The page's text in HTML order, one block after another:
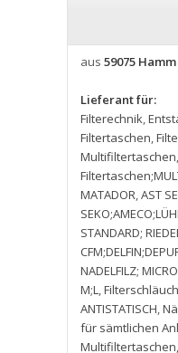
aus 59075 Hamm
Lieferant für:
Filterechnik,
Filtertaschen,
Multifiltertaschen,
MATADOR,AST
STANDARD;
NADELFILZ;
M;L,
ANTISTATISCH,
für sämtlichen
Multifiltertaschen,